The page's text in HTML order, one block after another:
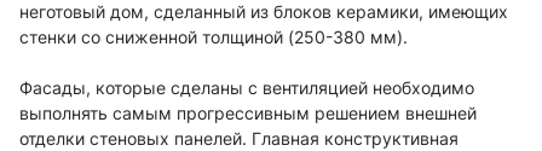
неготовый дом, сделанный из блоков керамики, имеющих
стенки со сниженной толщиной (250-380 мм).
Фасады, которые сделаны с вентиляцией необходимо
выполнять самым прогрессивным решением внешней
отделки стеновых панелей. Главная конструктивная